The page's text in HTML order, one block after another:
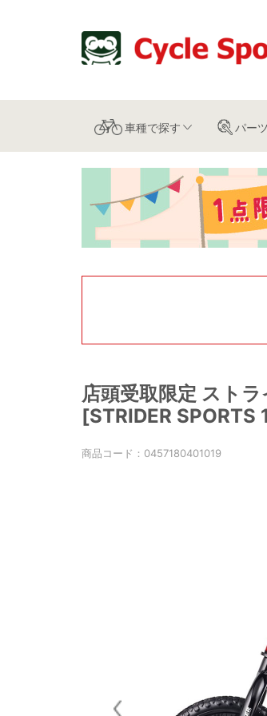
車種で探す パーツ
店頭受取限定 スト
[STRIDER
商品コード： 0457180401019